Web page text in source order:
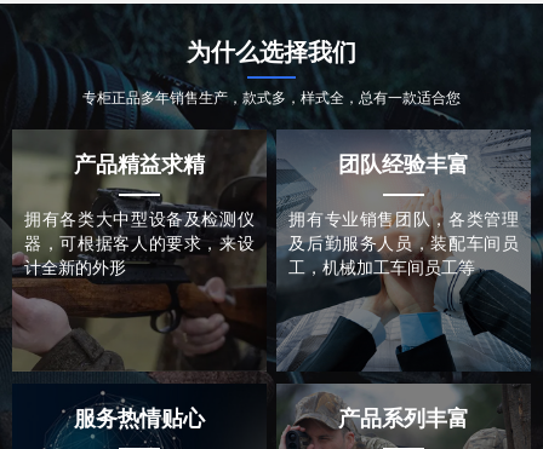
为什么选择我们
专柜正品多年销售生产，款式多，样式全，总有一款适合您
产品精益求精
拥有各类大中型设备及检测仪
器，可根据客人的要求，来设
计全新的外形
团队经验丰富
拥有专业销售团队，各类管理
及后勤服务人员，装配车间员
工，机械加工车间员工等
服务热情贴心 产品系列丰富